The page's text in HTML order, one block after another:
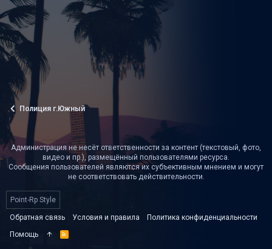
Полиция г.Южный
Point-Rp Style
Обратная связь Условия и правила
Политика конфиденциальности
Помощь
R
Администрация не несёт ответственности за контент (текстовый, фото,
видео и пр.), размещённый пользователями ресурса.
Сообщения пользователей являются их субъективным мнением и могут
не соответствовать действительности.